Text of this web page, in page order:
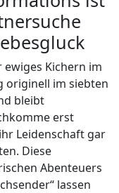
Kichern im
originell im siebten
bleibt
erst
Leidenschaft gar
Diese
Abenteuers
lassen